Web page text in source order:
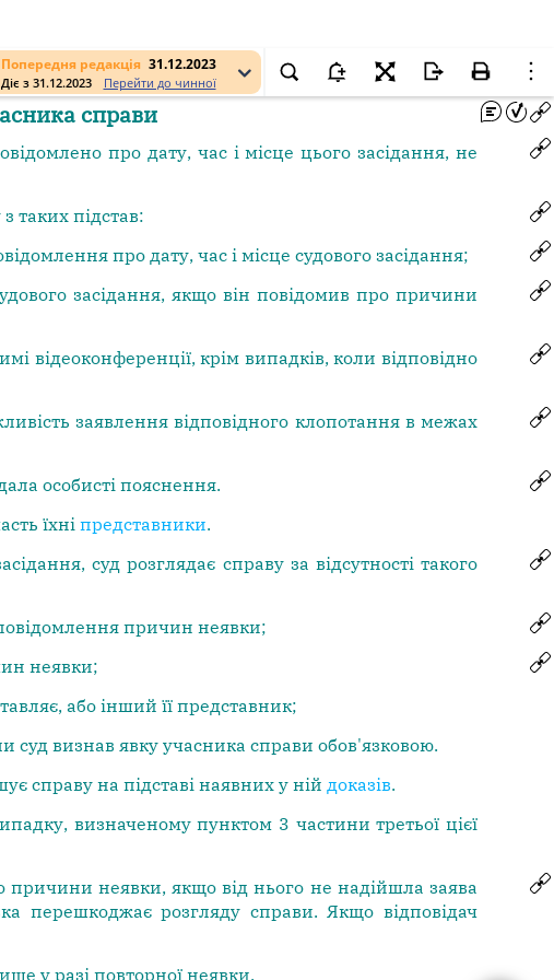
Попередня редакція 31.12.2023
Діє з 31.12.2023 Перейти до чинної